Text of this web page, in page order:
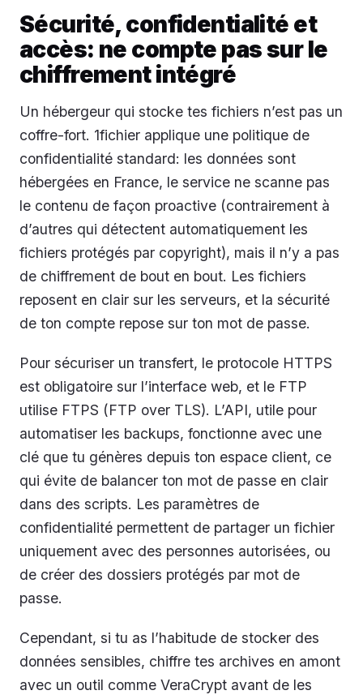
Sécurité, confidentialité et
accès: ne compte pas sur le
chiffrement intégré
Un hébergeur qui stocke tes fichiers n’est pas un
coffre-fort. 1fichier applique une politique de
confidentialité standard: les données sont
hébergées en France, le service ne scanne pas
le contenu de façon proactive (contrairement à
d’autres qui détectent automatiquement les
fichiers protégés par copyright), mais il n’y a pas
de chiffrement de bout en bout. Les fichiers
reposent en clair sur les serveurs, et la sécurité
de ton compte repose sur ton mot de passe.
Pour sécuriser un transfert, le protocole HTTPS
est obligatoire sur l’interface web, et le FTP
utilise FTPS (FTP over TLS). L’API, utile pour
automatiser les backups, fonctionne avec une
clé que tu génères depuis ton espace client, ce
qui évite de balancer ton mot de passe en clair
dans des scripts. Les paramètres de
confidentialité permettent de partager un fichier
uniquement avec des personnes autorisées, ou
de créer des dossiers protégés par mot de
passe.
Cependant, si tu as l’habitude de stocker des
données sensibles, chiffre tes archives en amont
avec un outil comme VeraCrypt avant de les